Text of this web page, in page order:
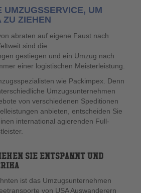
UMZUGSSERVICE, UM
ZU ZIEHEN
abraten auf eigene Faust nach
sind die
gestiegen und ein Umzug nach
einer logistischen Meisterleistung.
wie Packimpex. Denn
Umzugsunternehmen
von verschiedenen Speditionen
anbieten, entscheiden Sie
international agierenden Full-
SIE ENTSPANNT UND
ist das Umzugsunternehmen
von USA Auswanderern